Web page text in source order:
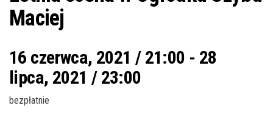
Maciej
16 czerwca, 2021 / 21:00 - 28
lipca, 2021 / 23:00
bezpłatnie